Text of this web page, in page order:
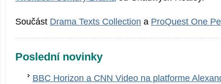
Součást Drama Texts Collection a ProQuest One
Poslední novinky
BBC Horizon a CNN Video na platforme